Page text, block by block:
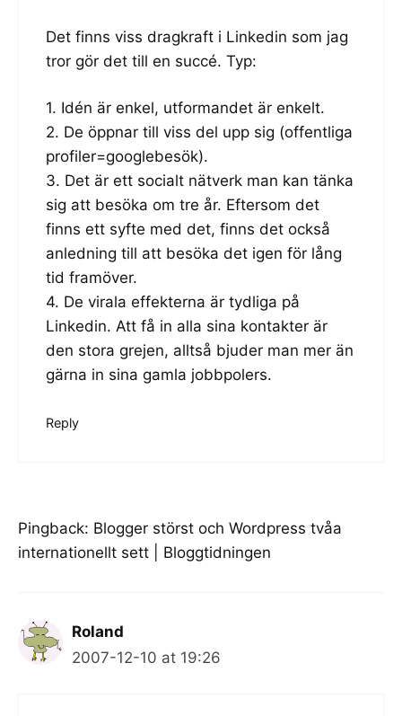
Det finns viss dragkraft i Linkedin som jag
tror gör det till en succé. Typ:
1. Idén är enkel, utformandet är enkelt.
2. De öppnar till viss del upp sig (offentliga
profiler=googlebesök).
3. Det är ett socialt nätverk man kan tänka
sig att besöka om tre år. Eftersom det
finns ett syfte med det, finns det också
anledning till att besöka det igen för lång
tid framöver.
4. De virala effekterna är tydliga på
Linkedin. Att få in alla sina kontakter är
den stora grejen, alltså bjuder man mer än
gärna in sina gamla jobbpolers.
Reply
Pingback: Blogger störst och Wordpress tvåa
internationellt sett | Bloggtidningen
Roland
2007-12-10 at 19:26